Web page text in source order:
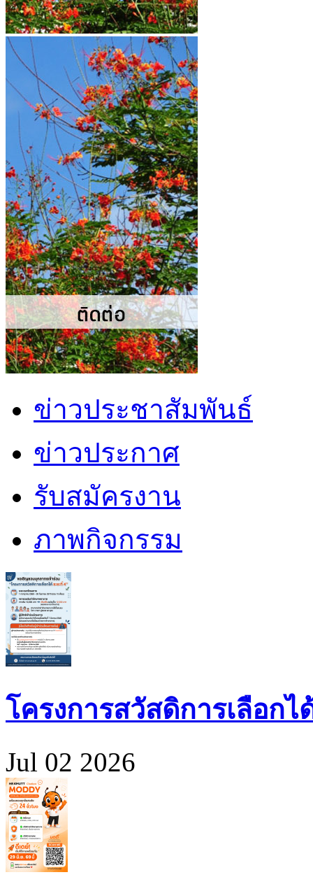
ข่าวประชาสัมพันธ์
ข่าวประกาศ
รับสมัครงาน
ภาพกิจกรรม
โครงการสวัสดิการเลือกไ
Jul 02 2026